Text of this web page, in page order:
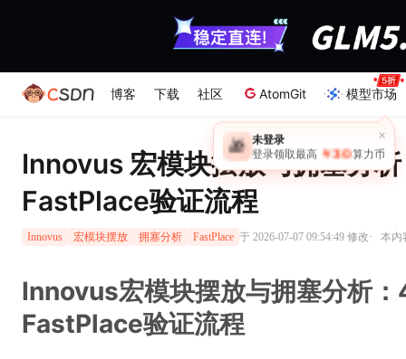
博客 下载 社区 AtomGit 模型市场
×
🎁 未登录
登录领取最高 ￥30 算力币
Innovus 宏模块摆放与拥塞分
FastPlace验证流程
Innovus 宏模块摆放 拥塞分析 FastPlace 于 2026-07-07 09:54:49 修改· 本内
Innovus宏模块摆放与拥塞分析
FastPlace验证流程